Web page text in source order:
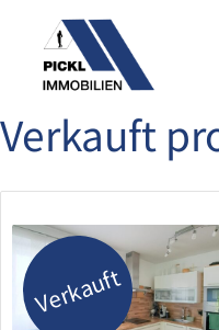
content
Verkauft
Verkauft